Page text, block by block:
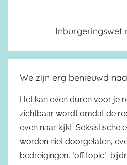
Inburgeringswet
We zijn erg benieuwd
Het kan even duren voor je
zichtbaar wordt omdat de
even naar kijkt. Seksistische
worden niet doorgelaten,
bedreigingen, "off topic"-